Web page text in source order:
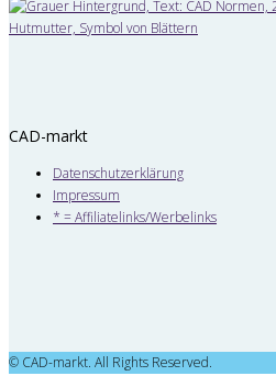
CAD-markt
Datenschutzerklärung
Impressum
* = Affiliatelinks/Werbelinks
© CAD-markt. All Rights Reserved.